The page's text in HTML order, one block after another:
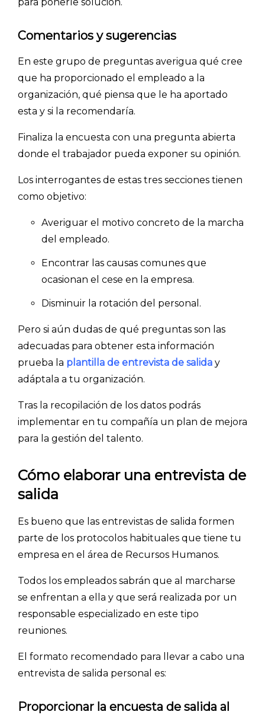
Comentarios y sugerencias
En este grupo de preguntas averigua qué cree
que ha proporcionado el empleado a la
organización, qué piensa que le ha aportado
esta y si la recomendaría.
Finaliza la encuesta con una pregunta abierta
donde el trabajador pueda exponer su opinión.
Los interrogantes de estas tres secciones tienen
como objetivo:
Averiguar el motivo concreto de la marcha
del empleado.
Encontrar las causas comunes que
ocasionan el cese en la empresa.
Disminuir la rotación del personal.
Pero si aún dudas de qué preguntas son las
adecuadas para obtener esta información
prueba la plantilla de entrevista de salida y
adáptala a tu organización.
Tras la recopilación de los datos podrás
implementar en tu compañía un plan de mejora
para la gestión del talento.
Cómo elaborar una entrevista de
salida
Es bueno que las entrevistas de salida formen
parte de los protocolos habituales que tiene tu
empresa en el área de Recursos Humanos.
Todos los empleados sabrán que al marcharse
se enfrentan a ella y que será realizada por un
responsable especializado en este tipo
reuniones.
El formato recomendado para llevar a cabo una
entrevista de salida personal es:
Proporcionar la encuesta de salida al